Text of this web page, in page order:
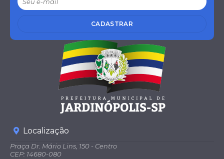
CADASTRAR
Localização
Praça Dr. Mário Lins, 150 - Centro
CEP: 14680-080